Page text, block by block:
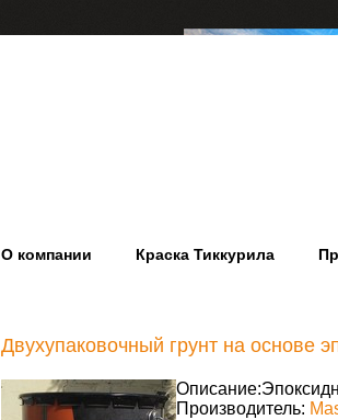
О компании Краска Тиккурила
Двухупаковочный грунт на основе
Описание:
Производитель: